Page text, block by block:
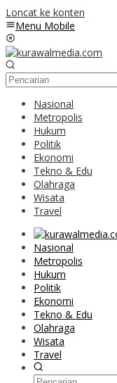
Loncat ke konten
Menu Mobile
Nasional
Metropolis
Hukum
Politik
Ekonomi
Tekno & Edu
Olahraga
Wisata
Travel
Nasional
Metropolis
Hukum
Politik
Ekonomi
Tekno & Edu
Olahraga
Wisata
Travel